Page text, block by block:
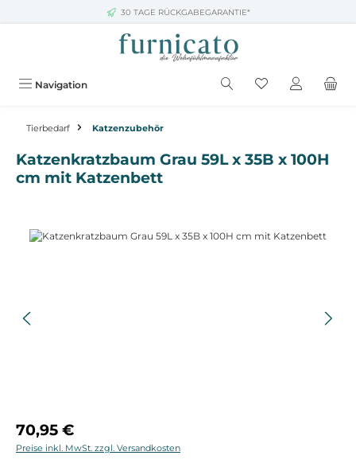
Zum Hauptinhalt springen30 TAGE RÜCKGABEGARANTIE*
Navigation
Tierbedarf Katzenzubehör
Katzenkratzbaum Grau 59L x 35B x 100H
cm mit Katzenbett
Bildergalerie überspringen
Regulärer Preis:
70,95 €
Preise inkl. MwSt. zzgl. Versandkosten